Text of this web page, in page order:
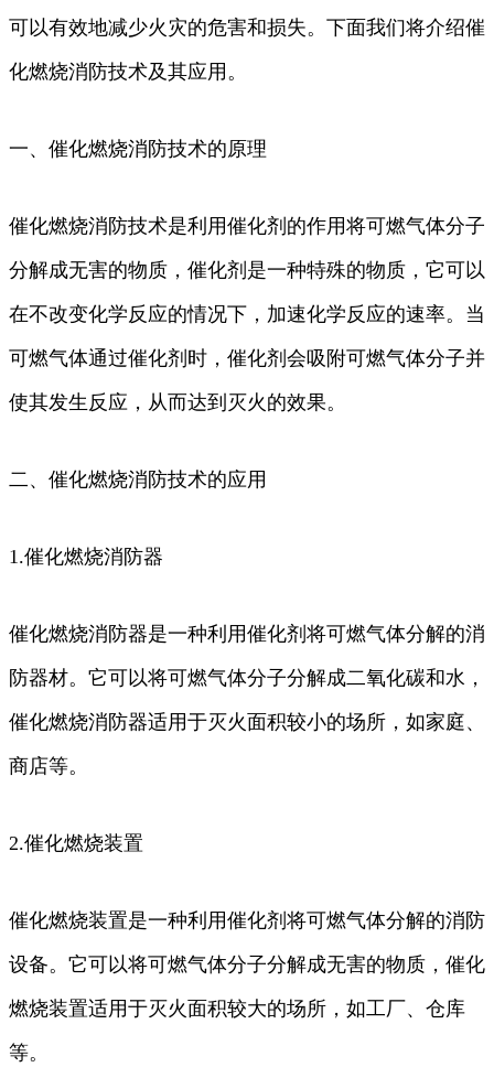
可以有效地减少火灾的危害和损失。下面我们将介绍催
化燃烧消防技术及其应用。
一、催化燃烧消防技术的原理
催化燃烧消防技术是利用催化剂的作用将可燃气体分子
分解成无害的物质，催化剂是一种特殊的物质，它可以
在不改变化学反应的情况下，加速化学反应的速率。当
可燃气体通过催化剂时，催化剂会吸附可燃气体分子并
使其发生反应，从而达到灭火的效果。
二、催化燃烧消防技术的应用
1.催化燃烧消防器
催化燃烧消防器是一种利用催化剂将可燃气体分解的消
防器材。它可以将可燃气体分子分解成二氧化碳和水，
催化燃烧消防器适用于灭火面积较小的场所，如家庭、
商店等。
2.催化燃烧装置
催化燃烧装置是一种利用催化剂将可燃气体分解的消防
设备。它可以将可燃气体分子分解成无害的物质，催化
燃烧装置适用于灭火面积较大的场所，如工厂、仓库
等。